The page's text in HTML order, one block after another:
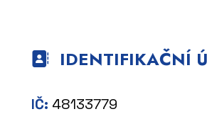
IDENTIFIKAČNÍ
IČ: 48133779